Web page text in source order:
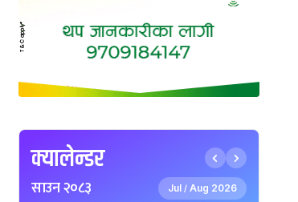
क्यालेन्डर
साउन २०८३ Jul / Aug 2026